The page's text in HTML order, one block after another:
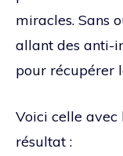
miracles. Sans
allant des anti-
pour récupérer
Voici celle avec
résultat :